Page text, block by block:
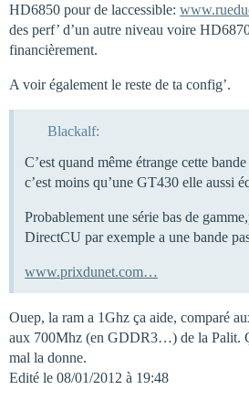
HD6850 pour de laccessible:
des perf’ d’un autre niveau voire
financièrement.
A voir également le reste de ta config’.
Blackalf:
C’est quand même étrange cette
c’est moins qu’une GT430 elle aussi
Probablement une série bas de
DirectCU par exemple a une bande
www.prixdunet.com…
Ouep, la ram a 1Ghz ça aide, comparé
aux 700Mhz (en GDDR3…) de la Palit.
mal la donne.
Edité le 08/01/2012 à 19:48